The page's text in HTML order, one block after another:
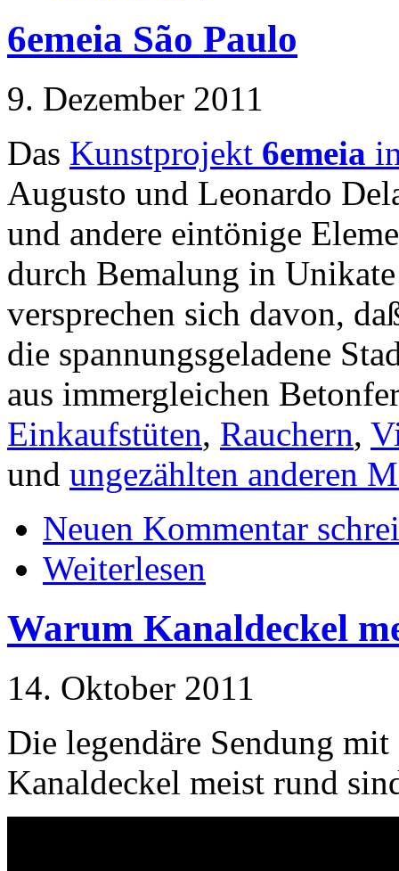
6emeia São Paulo
9. Dezember 2011
Das Kunstprojekt 6emeia
Augusto und Leonardo
und andere eintönige
durch Bemalung in
versprechen sich davon,
die spannungsgeladene
aus immergleichen
Einkaufstüten, Rauchern,
und ungezählten anderen
Neuen Kommentar
Weiterlesen
Warum Kanaldeckel
14. Oktober 2011
Die legendäre Sendung
Kanaldeckel meist rund